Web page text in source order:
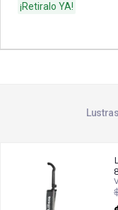
¡Retiralo YA!